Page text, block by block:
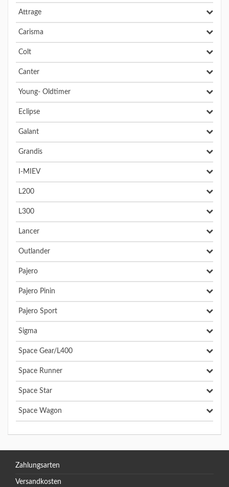
Attrage
Carisma
Colt
Canter
Young- Oldtimer
Eclipse
Galant
Grandis
I-MIEV
L200
L300
Lancer
Outlander
Pajero
Pajero Pinin
Pajero Sport
Sigma
Space Gear/L400
Space Runner
Space Star
Space Wagon
Zahlungsarten
Versandkosten